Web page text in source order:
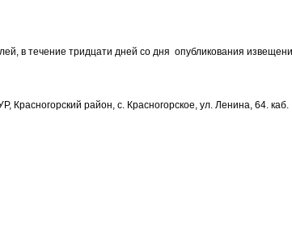
в течение тридцати дней со дня опубликования
Красногорский район, с. Красногорское, ул. Ленина, 64.